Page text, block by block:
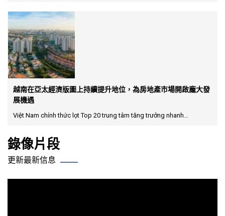
越南在亞太經濟版圖上持續提升地位，為房地產市場開啟龐大發
展機遇
Việt Nam chính thức lọt Top 20 trung tâm tăng trưởng nhanh...
錄像片段
更新最新信息